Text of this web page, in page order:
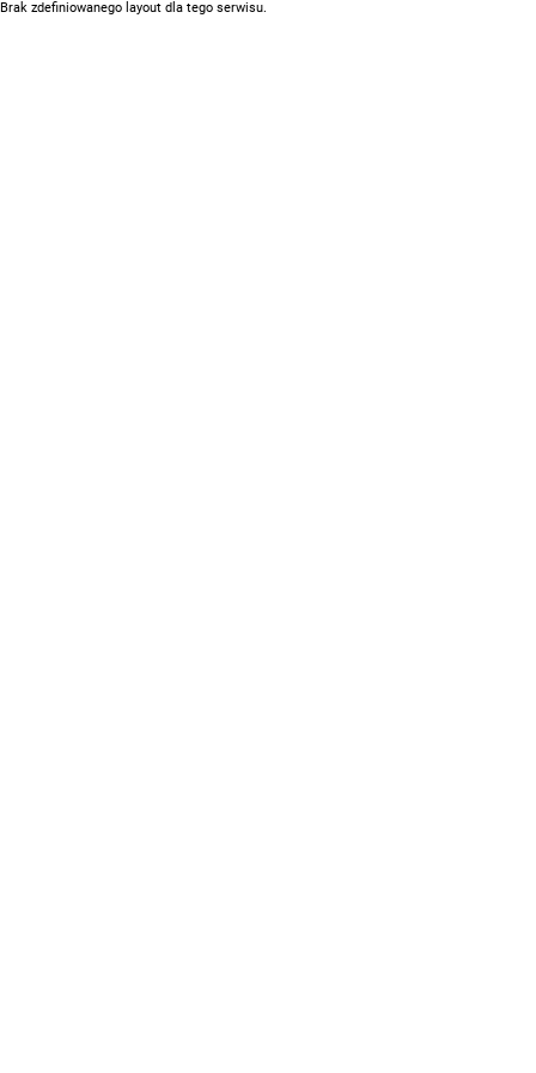
Brak zdefiniowanego layout dla tego serwisu.